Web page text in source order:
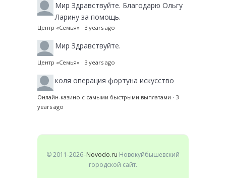
Мир Здравствуйте. Благодарю Ольгу
Ларину за помощь.
Центр «Семья» · 3 years ago
Мир Здравствуйте.
Центр «Семья» · 3 years ago
коля операция фортуна искусство
Онлайн-казино с самыми быстрыми выплатами · 3
years ago
© 2011-2026–Novodo.ru Новокуйбышевский
городской сайт.